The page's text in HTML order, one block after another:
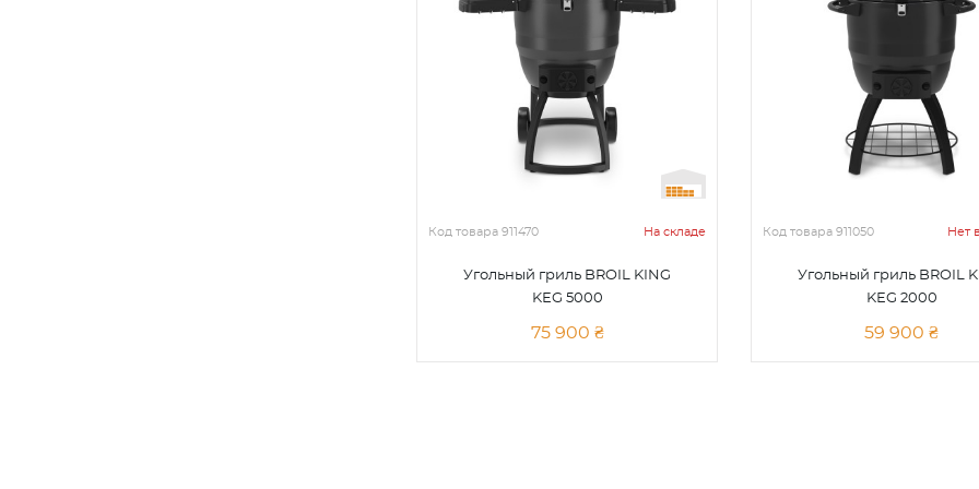
Код товара 911470 На складе
Угольный гриль BROIL KING
KEG 5000
75 900 ₴
Код товара 911050 Нет
Угольный гриль BROIL
KEG 2000
59 900 ₴